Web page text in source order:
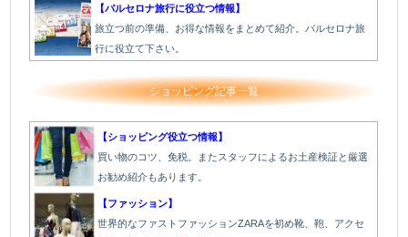
【バルセロナ旅行に役立つ情報】
旅立つ前の準備、お得な情報をまとめて紹介。バルセロナ旅
行に役立て下さい。
ショッピング記事一覧
【ショッピング役立つ情報】
買い物のコツ、免税。またスタッフによるお土産検証と厳選
お勧め紹介もあります。
【ファッション】
世界的なファストファッションZARAを初め靴、鞄、アクセ